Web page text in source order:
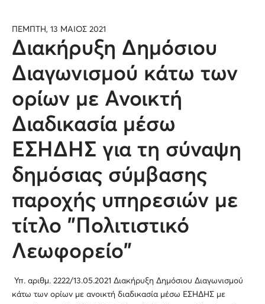
ΠΕΜΠΤΗ, 13 ΜΑΙΟΣ 2021
Διακήρυξη Δημόσιου
Διαγωνισμού κάτω των
ορίων με Ανοικτή
Διαδικασία μέσω
ΕΣΗΔΗΣ για τη σύναψη
δημόσιας σύμβασης
παροχής υπηρεσιών με
τίτλο "Πολιτιστικό
Λεωφορείο"
Υπ. αριθμ. 2222/13.05.2021 Διακήρυξη Δημόσιου Διαγωνισμού
κάτω των ορίων με ανοικτή διαδικασία μέσω ΕΣΗΔΗΣ με